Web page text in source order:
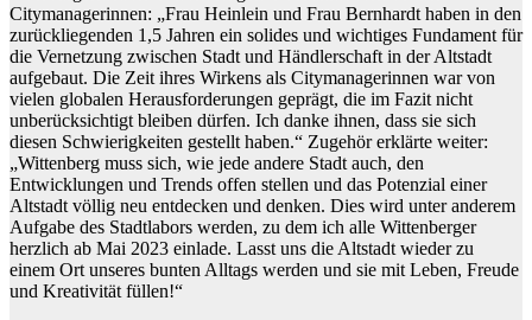
Citymanagerinnen: „Frau Heinlein und Frau Bernhardt haben in den
zurückliegenden 1,5 Jahren ein solides und wichtiges Fundament für
die Vernetzung zwischen Stadt und Händlerschaft in der Altstadt
aufgebaut. Die Zeit ihres Wirkens als Citymanagerinnen war von
vielen globalen Herausforderungen geprägt, die im Fazit nicht
unberücksichtigt bleiben dürfen. Ich danke ihnen, dass sie sich
diesen Schwierigkeiten gestellt haben.“ Zugehör erklärte weiter:
„Wittenberg muss sich, wie jede andere Stadt auch, den
Entwicklungen und Trends offen stellen und das Potenzial einer
Altstadt völlig neu entdecken und denken. Dies wird unter anderem
Aufgabe des Stadtlabors werden, zu dem ich alle Wittenberger
herzlich ab Mai 2023 einlade. Lasst uns die Altstadt wieder zu
einem Ort unseres bunten Alltags werden und sie mit Leben, Freude
und Kreativität füllen!“